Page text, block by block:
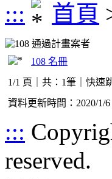
:::
首頁
108 通過計畫案者
108 名冊
1/1 頁｜共：1筆｜ 快速
資料更新時間：2020/1/6
:::
reserved.